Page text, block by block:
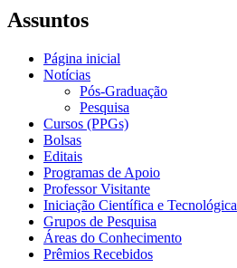
Assuntos
Página inicial
Notícias
Pós-Graduação
Pesquisa
Cursos (PPGs)
Bolsas
Editais
Programas de Apoio
Professor Visitante
Iniciação Científica e Tecnológica
Grupos de Pesquisa
Áreas do Conhecimento
Prêmios Recebidos